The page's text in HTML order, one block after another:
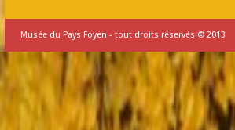
Musée du Pays Foyen - tout droits réservés © 2013